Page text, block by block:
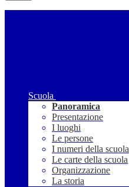
Scuola
Panoramica
Presentazione
I luoghi
Le persone
I numeri della scuola
Le carte della scuola
Organizzazione
La storia